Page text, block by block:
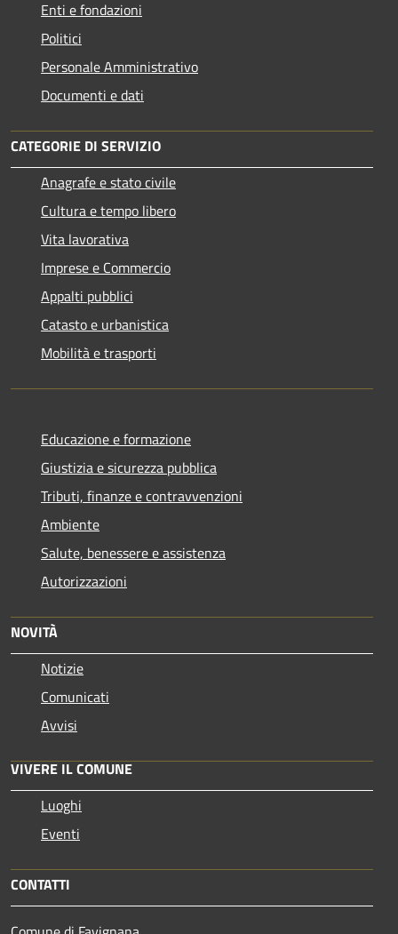
Enti e fondazioni
Politici
Personale Amministrativo
Documenti e dati
CATEGORIE DI SERVIZIO
Anagrafe e stato civile
Cultura e tempo libero
Vita lavorativa
Imprese e Commercio
Appalti pubblici
Catasto e urbanistica
Mobilità e trasporti
Educazione e formazione
Giustizia e sicurezza pubblica
Tributi, finanze e contravvenzioni
Ambiente
Salute, benessere e assistenza
Autorizzazioni
NOVITÀ
Notizie
Comunicati
Avvisi
VIVERE IL COMUNE
Luoghi
Eventi
CONTATTI